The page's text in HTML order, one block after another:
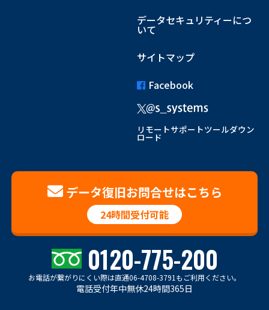
データセキュリティーにつ
いて
サイトマップ
Facebook
リモートサポートツールダウン
ロード
データ復旧お問合せはこちら
24時間受付可能
0120-775-200
お電話が繋がりにくい際は直通06-4708-3791もご利用ください。
電話受付年中無休24時間365日